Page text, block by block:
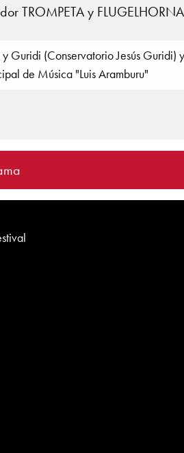
TROMPETA y FLUGELHORNA
Guridi (Conservatorio Jesús Guridi)
de Música "Luis Aramburu"